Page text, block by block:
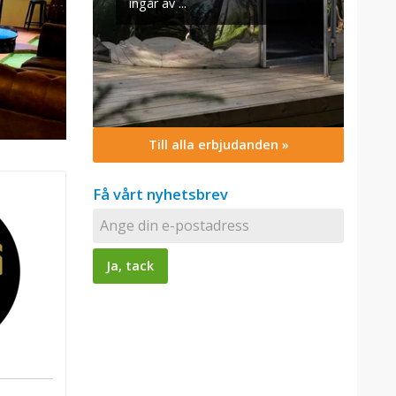
Till alla erbjudanden »
Få vårt nyhetsbrev